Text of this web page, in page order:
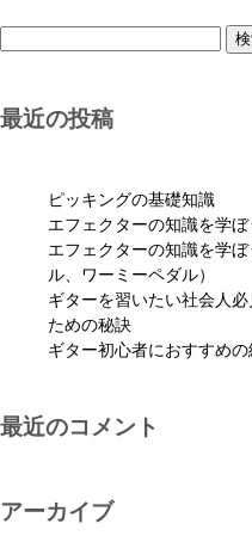
最近の投稿
ピッキングの基礎知識
エフェクターの知識を学
エフェクターの知識を学
ル、ワーミーペダル）
ギターを習いたい社会人
ための秘訣
ギター初心者におすすめ
最近のコメント
アーカイブ